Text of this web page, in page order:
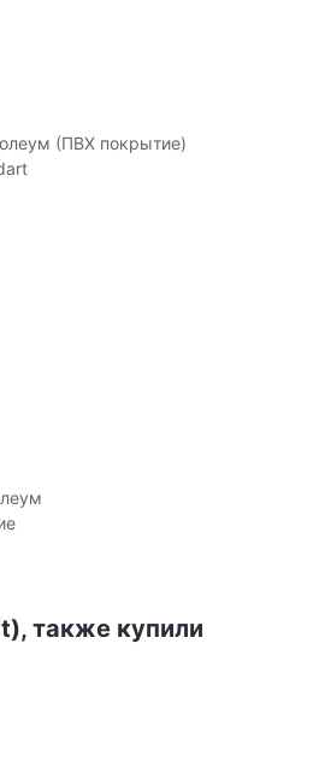
(ПВХ покрытие)
также купили